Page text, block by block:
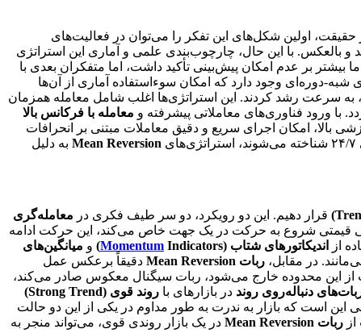
حقیقت، اولین شکل‌های این تفکر را می‌توان در فعالیت‌های
و بالعکس. با این حال، چارچوب‌بندی علمی و آماری این استراتژی
بیشتر بر عدم امکان پیش‌بینی تأکید داشت، اما متفکران بعدی با
شبه-دوره‌ای وجود دارد که امکان سوءاستفاده آماری از آن‌ها
به سرعت رشد کردند. این استراتژی‌ها اغلب شامل معامله همزمان
معامله با فرکانس بالا
بالا، امکان اجرای سریع و دقیق معاملات مبتنی بر انحرافات
Mean Reversion به دلیل
قرار دهیم. این دو رویکرد، دو سر طیف فکری در معامله‌گری
قیمتی شروع به حرکت در یک جهت خاص می‌کند، این حرکت ادامه
از
اندیکاتورهای شتاب ( Momentum Indicators) و میانگین‌های
در مقابل، ربات Mean Reversion
دقیقاً برعکس عمل
از این محدوده خارج می‌شود، ربات سیگنال معکوس صادر می‌کند،
دنباله‌روی روند در بازارهای با روند قوی (Strong Trend)
است که بازار به ندرت به طور مداوم در یکی از این دو حالت
ربات Mean Reversion
در یک بازار روندی قوی، می‌تواند منجر به